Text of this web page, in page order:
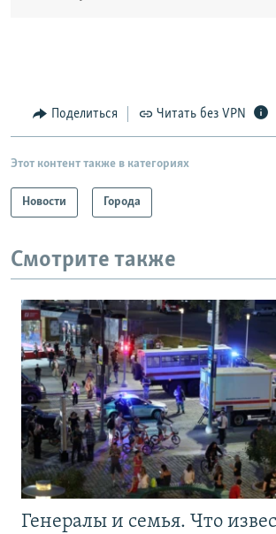
Поделиться Читать без VPN
Этот контент также в категориях
Новости Города
Смотрите также
Генералы и семья. Что